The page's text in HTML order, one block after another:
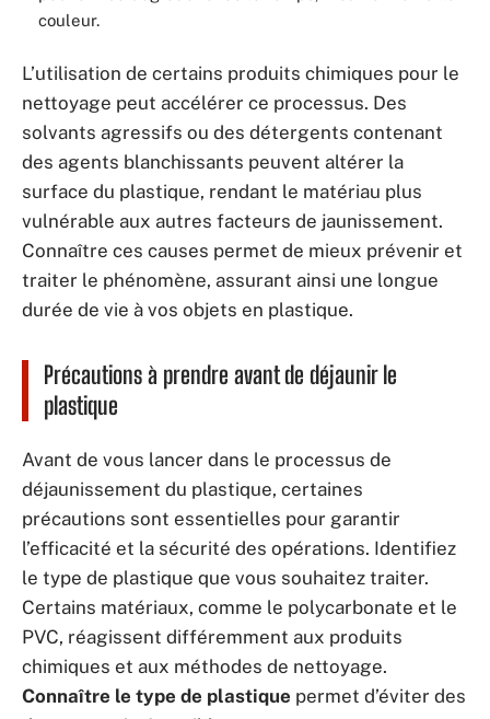
couleur.
L’utilisation de certains produits chimiques pour le
nettoyage peut accélérer ce processus. Des
solvants agressifs ou des détergents contenant
des agents blanchissants peuvent altérer la
surface du plastique, rendant le matériau plus
vulnérable aux autres facteurs de jaunissement.
Connaître ces causes permet de mieux prévenir et
traiter le phénomène, assurant ainsi une longue
durée de vie à vos objets en plastique.
Précautions à prendre avant de déjaunir le
plastique
Avant de vous lancer dans le processus de
déjaunissement du plastique, certaines
précautions sont essentielles pour garantir
l’efficacité et la sécurité des opérations. Identifiez
le type de plastique que vous souhaitez traiter.
Certains matériaux, comme le polycarbonate et le
PVC, réagissent différemment aux produits
chimiques et aux méthodes de nettoyage.
Connaître le type de plastique permet d’éviter des